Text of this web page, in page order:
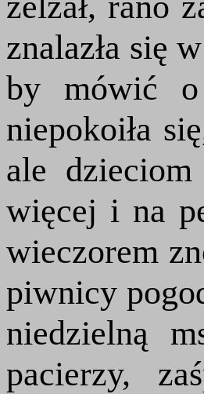
znalazła się
by mówić o
niepokoiła
ale dzieciom
więcej i na
wieczorem
piwnicy
niedzielną
pacierzy,